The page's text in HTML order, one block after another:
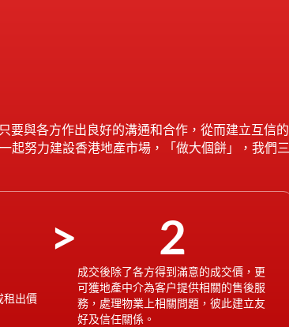
要與各方作出良好的溝通和合作，從而建立互信的
起努力建設香港地產市場，「做大個餅」，我們三
2
租出價
成交後除了各方得到滿意的成交價，更
可獲地產中介為客户提供相關的售後服
務，處理物業上相關問題，彼此建立友
好及信任關係。